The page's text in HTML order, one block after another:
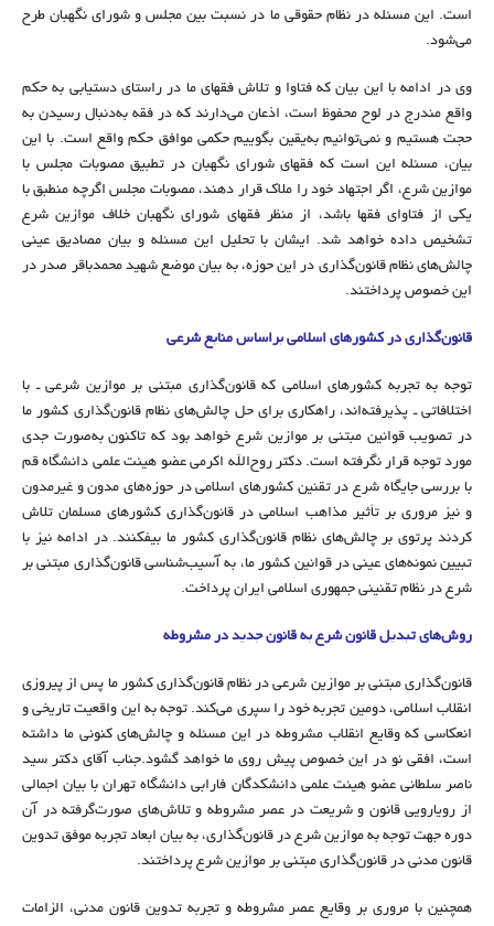
است. این مسئله در نظام حقوقی ما در نسبت بین مجلس و شورای نگهبان طرح
می‌شود.
وی در ادامه با این بیان که فتاوا و تلاش فقهای ما در راستای دستیابی به حکم
واقع مندرج در لوح محفوظ است، اذعان می‌دارند که در فقه به‌دنبال رسیدن به
حجت هستیم و نمی‌توانیم به‌یقین بگوییم حکمی موافق حکم واقع است. با این
بیان، مسئله این است که فقهای شورای نگهبان در تطبیق مصوبات مجلس با
موازین شرع، اگر اجتهاد خود را ملاک قرار دهند، مصوبات مجلس اگرچه منطبق با
یکی از فتاوای فقها باشد، از منظر فقهای شورای نگهبان خلاف موازین شرع
تشخیص داده خواهد شد. ایشان با تحلیل این مسئله و بیان مصادیق عینی
چالش‌های نظام‌ قانون‌گذاری در این حوزه، به بیان موضع شهید محمدباقر صدر در
این خصوص پرداختند.
قانون‌گذاری در کشورهای اسلامی براساس منابع شرعی
توجه به تجربه کشورهای اسلامی که قانون‌گذاری مبتنی بر موازین شرعی ـ با
اختلافاتی ـ پذیرفته‌اند، راهکاری برای حل چالش‌های نظام قانون‌گذاری کشور ما
در تصویب قوانین مبتنی بر موازین شرع خواهد بود که تاکنون به‌صورت جدی
مورد توجه قرار نگرفته است. دکتر روح‌الله اکرمی عضو هیئت علمی دانشگاه قم
با بررسی جایگاه شرع در تقنین کشورهای اسلامی در حوزه‌های مدون و غیرمدون
و نیز مروری بر تأثیر مذاهب اسلامی در قانون‌گذاری کشورهای مسلمان تلاش
کردند پرتوی بر چالش‌های نظام قانون‌گذاری کشور ما بیفکنند. در ادامه نیز با
تبیین نمونه‌های عینی در قوانین کشور ما، به‌ آسیب‌شناسی قانون‌گذاری مبتنی بر
شرع در نظام تقنینی جمهوری اسلامی ایران پرداخت.
روش‌های تبدیل قانون شرع به قانون جدید در مشروطه
قانون‌گذاری مبتنی بر موازین شرعی در نظام قانون‌گذاری کشور ما پس از پیروزی
انقلاب اسلامی، دومین تجربه خود را سپری می‌کند. توجه به این واقعیت تاریخی و
انعکاسی که وقایع انقلاب مشروطه در این مسئله و چالش‌های کنونی ما داشته
است، افقی نو در این خصوص پیش روی ما خواهد گشود.جناب آقای دکتر سید
ناصر سلطانی عضو هیئت علمی دانشکدگان فارابی دانشگاه تهران با بیان اجمالی
از رویارویی قانون و شریعت در عصر مشروطه و تلاش‌های صورت‌گرفته در آن
دوره جهت توجه به موازین شرع در قانون‌گذاری، به بیان ابعاد تجربه موفق تدوین
قانون‌ مدنی در قانون‌گذاری مبتنی بر موازین شرع پرداختند.
همچنین با مروری بر وقایع عصر مشروطه و تجربه تدوین قانون مدنی، الزامات